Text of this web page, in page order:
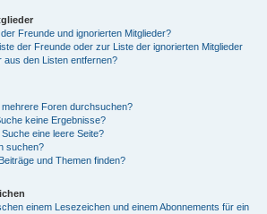
Freunde und ignorierten Mitglieder?
der Freunde oder zur Liste der ignorierten Mitglieder
aus den Listen entfernen?
Foren durchsuchen?
keine Ergebnisse?
eine leere Seite?
suchen?
und Themen finden?
einem Lesezeichen und einem Abonnements für ein